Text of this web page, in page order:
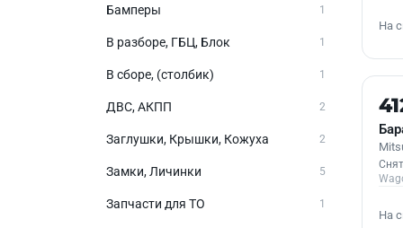
Бамперы 1
В разборе, ГБЦ, Блок 1
В сборе, (столбик) 1
ДВС, АКПП 2
Заглушки, Крышки, Кожуха 2
Замки, Личинки 5
Запчасти для ТО 1
На
Б/
На